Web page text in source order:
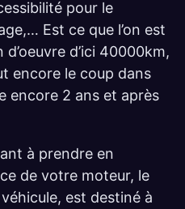
pour le
Est ce que l’on est
d’ici 40000km,
encore le coup dans
encore 2 ans et après
à prendre en
de votre moteur, le
est destiné à